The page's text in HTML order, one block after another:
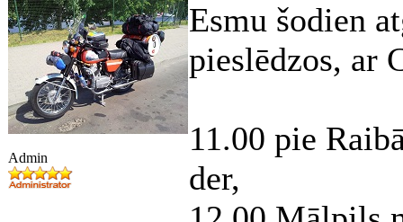
Admin
Esmu šodien
pieslēdzos, ar
11.00 pie
der,